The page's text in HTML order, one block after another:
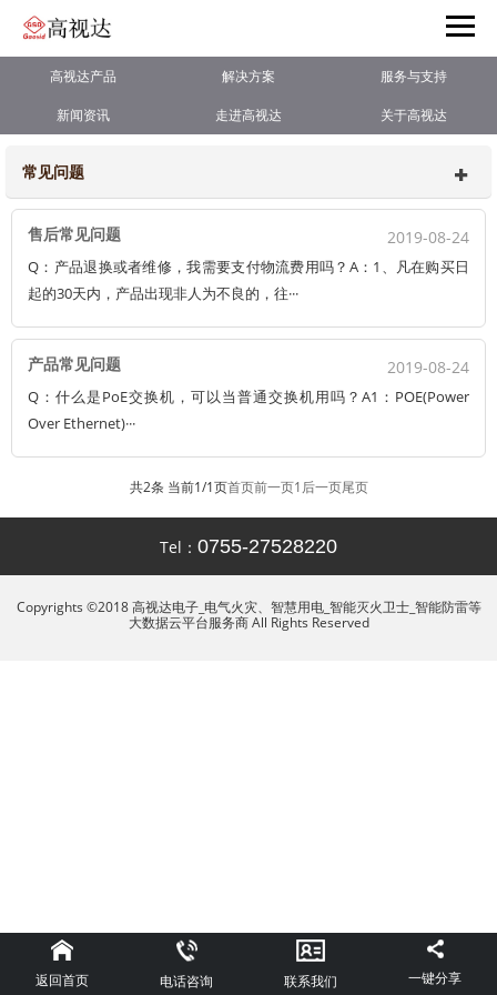
高视达产品 解决方案 服务与支持
新闻资讯 走进高视达 关于高视达
常见问题
售后常见问题 2019-08-24
Q：产品退换或者维修，我需要支付物流费用吗？A：1、凡在购买日
起的30天内，产品出现非人为不良的，往···
产品常见问题 2019-08-24
Q：什么是PoE交换机，可以当普通交换机用吗？A1：POE(Power
Over Ethernet)···
共2条 当前1/1页首页前一页1后一页尾页
Tel： 0755-27528220
Copyrights ©2018 高视达电子_电气火灾、智慧用电_智能灭火卫士_智能防雷等
大数据云平台服务商 All Rights Reserved
返回首页 电话咨询 联系我们 一键分享